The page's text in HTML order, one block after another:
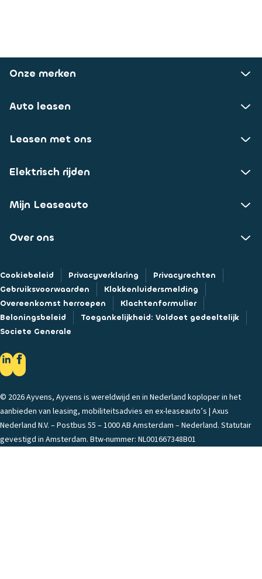
Onze merken
Auto leasen
Leasen met ons
Elektrisch rijden
Mijn Leaseauto
Over ons
Cookiebeleid Privacyverklaring
Privacyrechten
Gebruiksvoorwaarden
Klokkenluidersmelding
Overeenkomst herroepen
Klachtenformulier
Beloningsbeleid
Toegankelijkheid: Voldoet gedeeltelijk
Societe Generale
© 2026 Ayvens, Ayvens is wereldwijd en in Nederland koploper in het
aanbieden van leasing, mobiliteitsadvies en ex-leaseauto’s | Axus
Nederland N.V. – Postbus 55 – 1000 AB Amsterdam – Nederland. Statutair
gevestigd in Amsterdam. Btw-nummer: NL001667348B01